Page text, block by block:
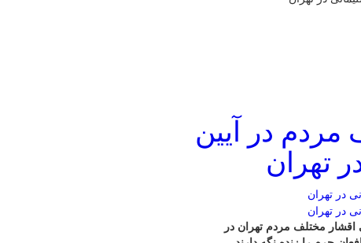
در آیین
تهران
مختلف مردم تهران در